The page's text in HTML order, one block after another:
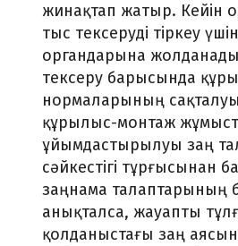
жинақтап жатыр. Кейін
тыс тексеруді тіркеу
органдарына
тексеру барысында
нормаларының
құрылыс-монтаж
ұйымдастырылуы заң
сәйкестігі тұрғысынан
заңнама талаптарының
анықталса, жауапты
қолданыстағы заң